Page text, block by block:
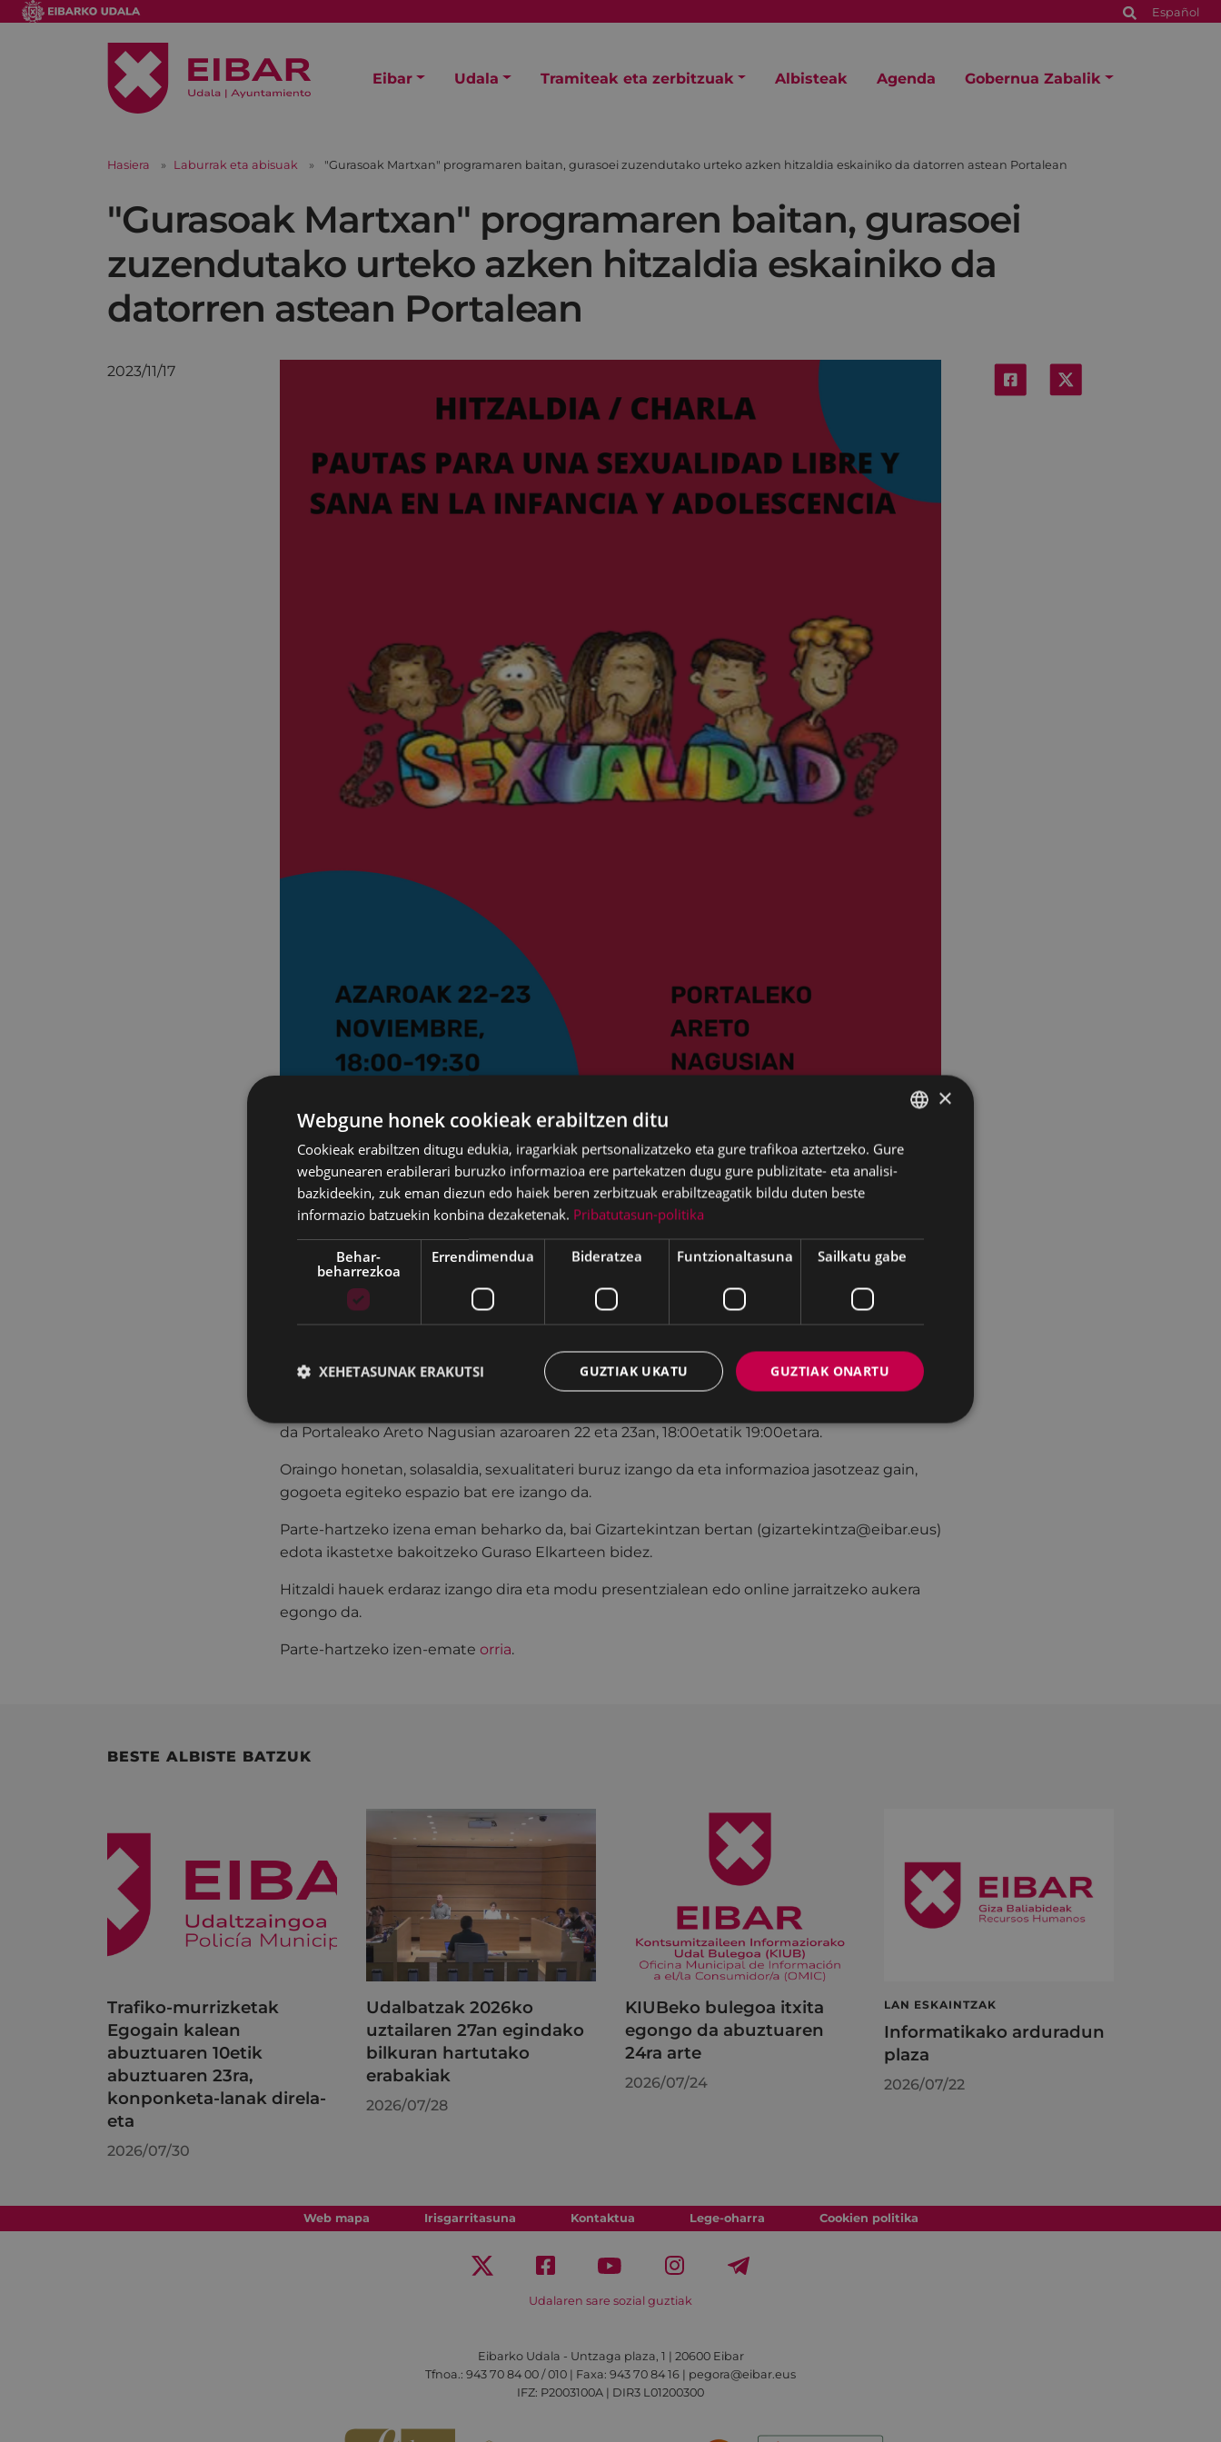
Español
Eibar Udala Tramiteak eta zerbitzuak Albisteak Agenda Gobernua Zabalik
Hasiera Laburrak eta abisuak "Gurasoak Martxan" programaren baitan, gurasoei zuzendutako urteko azken hitzaldia eskainiko da datorren astean Portalean
"Gurasoak Martxan" programaren baitan, gurasoei
zuzendutako urteko azken hitzaldia eskainiko da
datorren astean Portalean
2023/11/17
19:30era, eta oraingo honetan erdaraz emango da.
da Portaleako Areto Nagusian azaroaren 22 eta 23an, 18:00etatik 19:00etara.
Oraingo honetan, solasaldia, sexualitateri buruz izango da eta informazioa jasotzeaz gain,
gogoeta egiteko espazio bat ere izango da.
Parte-hartzeko izena eman beharko da, bai Gizartekintzan bertan (gizartekintza@eibar.eus)
edota ikastetxe bakoitzeko Guraso Elkarteen bidez.
Hitzaldi hauek erdaraz izango dira eta modu presentzialean edo online jarraitzeko aukera
egongo da.
Parte-hartzeko izen-emate orria.
BESTE ALBISTE BATZUK
Trafiko-murrizketak
Egogain kalean
abuztuaren 10etik
abuztuaren 23ra,
konponketa-lanak direla-
eta
2026/07/30
Udalbatzak 2026ko
uztailaren 27an egindako
bilkuran hartutako
erabakiak
2026/07/28
KIUBeko bulegoa itxita
egongo da abuztuaren
24ra arte
2026/07/24
LAN ESKAINTZAK
Informatikako arduradun
plaza
2026/07/22
Web mapa Irisgarritasuna Kontaktua Lege-oharra Cookien politika
Udalaren sare sozial guztiak
Eibarko Udala - Untzaga plaza, 1 | 20600 Eibar
Tfnoa.: 943 70 84 00 / 010 | Faxa: 943 70 84 16 | pegora@eibar.eus
IFZ: P2003100A | DIR3 L01200300
BASQUE
SPANISH
×
Webgune honek cookieak erabiltzen ditu
Cookieak erabiltzen ditugu edukia, iragarkiak pertsonalizatzeko eta gure trafikoa aztertzeko. Gure
webgunearen erabilerari buruzko informazioa ere partekatzen dugu gure publizitate- eta analisi-
bazkideekin, zuk eman diezun edo haiek beren zerbitzuak erabiltzeagatik bildu duten beste
informazio batzuekin konbina dezaketenak. Pribatutasun-politika
Behar-
beharrezkoa
Errendimendua Bideratzea Funtzionaltasuna Sailkatu gabe
GUZTIAK ONARTU
GUZTIAK UKATU
XEHETASUNAK ERAKUTSI